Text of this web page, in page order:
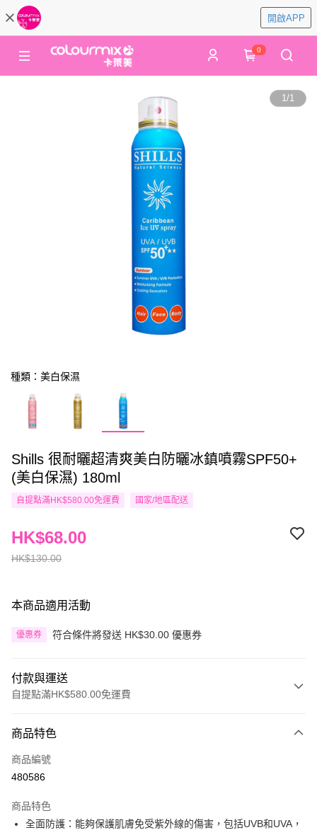
開啟APP
0
1/1
種類：美白保濕
Shills 很耐曬超清爽美白防曬冰鎮噴霧SPF50+
(美白保濕) 180ml
自提點滿HK$580.00免運費 國家/地區配送
HK$130.00
HK$68.00
本商品適用活動
優惠券 符合條件將發送 HK$30.00 優惠券
付款與運送
自提點滿HK$580.00免運費
信用卡
Apple Pay
AlipayHK
商品特色
商品編號
480586
商品特色
全面防護：能夠保護肌膚免受紫外線的傷害，包括UVB和UVA，